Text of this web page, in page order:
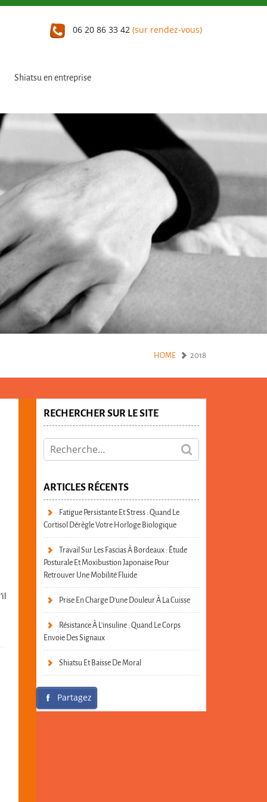
06 20 86 33 42 (sur rendez-vous)
Shiatsu en entreprise
HOME 2018
RECHERCHER SUR LE SITE
ARTICLES RÉCENTS
Fatigue Persistante Et Stress : Quand Le
Cortisol Dérègle Votre Horloge Biologique
Travail Sur Les Fascias À Bordeaux : Étude
Posturale Et Moxibustion Japonaise Pour
Retrouver Une Mobilité Fluide
Prise En Charge D’une Douleur À La Cuisse
Résistance À L’insuline : Quand Le Corps
Envoie Des Signaux
Shiatsu Et Baisse De Moral
Partagez